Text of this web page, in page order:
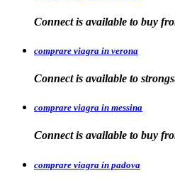
Connect is available to buy
comprare viagra in verona
Connect is available to
comprare viagra in messina
Connect is available to buy
comprare viagra in padova